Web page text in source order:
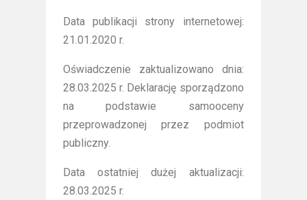
Data publikacji strony internetowej:
21.01.2020 r.
Oświadczenie zaktualizowano dnia:
28.03.2025 r. Deklarację sporządzono
na podstawie samooceny
przeprowadzonej przez podmiot
publiczny.
Data ostatniej dużej aktualizacji:
28.03.2025 r.